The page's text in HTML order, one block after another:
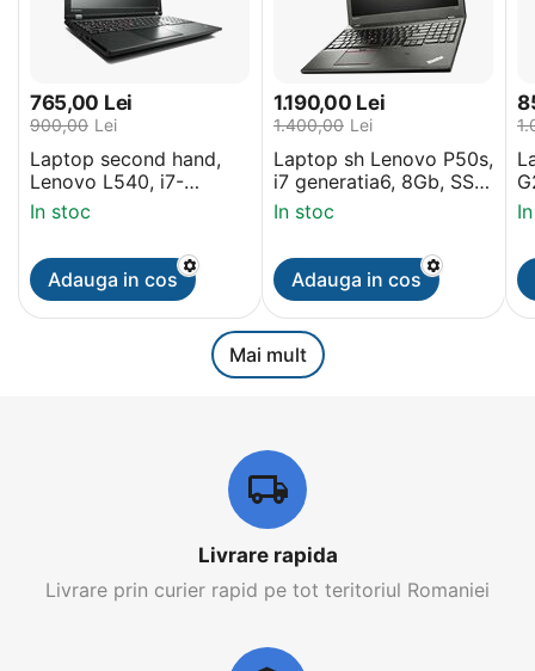
765,00 Lei
900,00 Lei
Laptop second hand,
Lenovo L540, i7-
4810MQ, 8Gb, 180Gb
SSD, Webcam, 15.6inch
In stoc
Adauga in cos
1.190,00 Lei
1.400,00 Lei
Laptop sh Lenovo P50s,
i7 generatia6, 8Gb, SSD
120Gb, Video 2Gb, 15.6
Grad A- Display
In stoc
Adauga in cos
Mai mult
Livrare rapida
Livrare prin curier rapid pe tot teritoriul Romaniei